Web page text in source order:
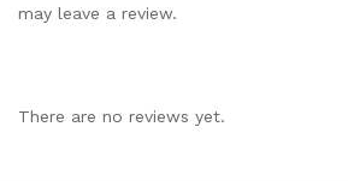
may leave a review.
There are no reviews yet.